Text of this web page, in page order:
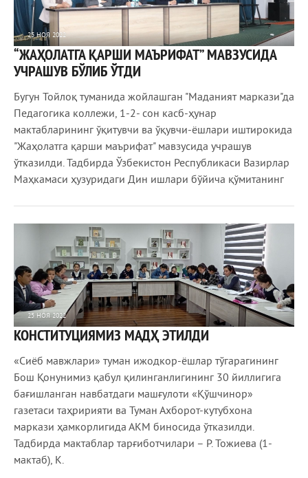
25 НОЯ 2022
819 0
“ЖАҲОЛАТГА ҚАРШИ МАЪРИФАТ” МАВЗУСИДА
УЧРАШУВ БЎЛИБ ЎТДИ
Бугун Тойлоқ туманида жойлашган "Маданият маркази"да
Педагогика коллежи, 1-2- сон касб-ҳунар
мактабларининг ўқитувчи ва ўқувчи-ёшлари иштирокида
"Жаҳолатга қарши маърифат" мавзусида учрашув
ўтказилди. Тадбирда Ўзбекистон Республикаси Вазирлар
Маҳкамаси ҳузуридаги Дин ишлари бўйича қўмитанинг
25 НОЯ 2022
831 0
КОНСТИТУЦИЯМИЗ МАДҲ ЭТИЛДИ
«Сиёб мавжлари» туман ижодкор-ёшлар тўгарагининг
Бош Қонунимиз қабул қилинганлигининг 30 йиллигига
бағишланган навбатдаги машғулоти «Қўшчинор»
газетаси таҳририяти ва Туман Ахборот-кутубхона
маркази ҳамкорлигида АКМ биносида ўтказилди.
Тадбирда мактаблар тарғиботчилари – Р. Тожиева (1-
мактаб), К.